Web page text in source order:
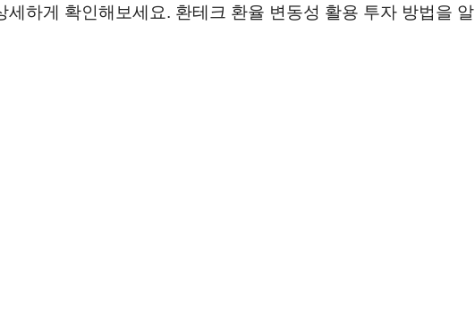
하게 확인해보세요. 환테크 환율 변동성 활용 투자 방법을 알